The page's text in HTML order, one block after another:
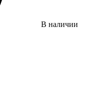
В наличии